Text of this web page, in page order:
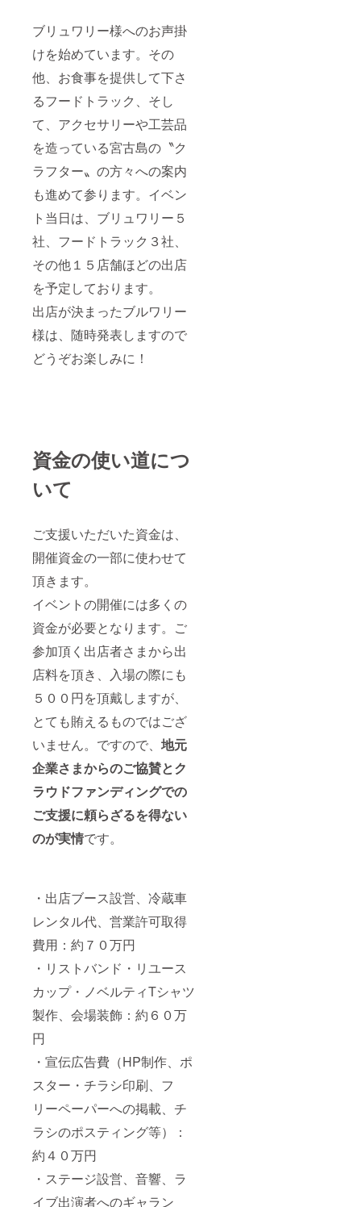
ブリュワリー様へのお声掛
けを始めています。その
他、お食事を提供して下さ
るフードトラック、そし
て、アクセサリーや工芸品
を造っている宮古島の〝ク
ラフター〟の方々への案内
も進めて参ります。イベン
ト当日は、ブリュワリー５
社、フードトラック３社、
その他１５店舗ほどの出店
を予定しております。
出店が決まったブルワリー
様は、随時発表しますので
どうぞお楽しみに！
資金の使い道につ
いて
ご支援いただいた資金は、
開催資金の一部に使わせて
頂きます。
イベントの開催には多くの
資金が必要となります。ご
参加頂く出店者さまから出
店料を頂き、入場の際にも
５００円を頂戴しますが、
とても賄えるものではござ
いません。ですので、 地元
企業さまからのご協賛とク
ラウドファンディングでの
ご支援に頼らざるを得ない
のが実情です。
・出店ブース設営、冷蔵車
レンタル代、営業許可取得
費用：約７０万円
・リストバンド・リユース
カップ・ノベルティTシャツ
製作、会場装飾：約６０万
円
・宣伝広告費（HP制作、ポ
スター・チラシ印刷、フ
リーペーパーへの掲載、チ
ラシのポスティング等）：
約４０万円
・ステージ設営、音響、ラ
イブ出演者へのギャラン